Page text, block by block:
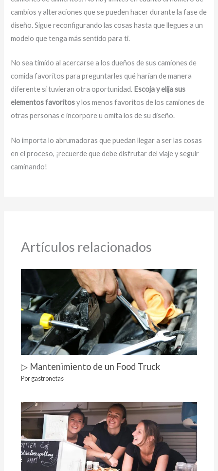
cambios y alteraciones que se pueden hacer durante la fase de
diseño. Sigue reconfigurando las cosas hasta que llegues a un
modelo que tenga más sentido para ti.
No sea tímido al acercarse a los dueños de sus camiones de
comida favoritos para preguntarles qué harían de manera
diferente si tuvieran otra oportunidad. Escoja y elija sus
elementos favoritosy los menos favoritos de los camiones de
otras personas e incorpore u omita los de su diseño.
No importa lo abrumadoras que puedan llegar a ser las cosas
en el proceso, ¡recuerde que debe disfrutar del viaje y seguir
caminando!
Artículos relacionados
▷ Mantenimiento de un Food Truck
Porgastronetas